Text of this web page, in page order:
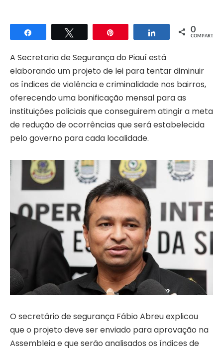
Compartilhar Compartilhar
0
COMPART.
A Secretaria de Segurança do Piauí está
elaborando um projeto de lei para tentar diminuir
os índices de violência e criminalidade nos bairros,
oferecendo uma bonificação mensal para as
instituições policiais que conseguirem atingir a meta
de redução de ocorrências que será estabelecida
pelo governo para cada localidade.
O secretário de segurança Fábio Abreu explicou
que o projeto deve ser enviado para aprovação na
Assembleia e que serão analisados os índices de